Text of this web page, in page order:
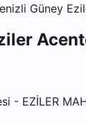
Güney
- EZİLER